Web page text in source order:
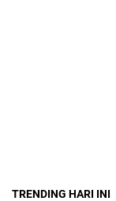
TRENDING HARI INI